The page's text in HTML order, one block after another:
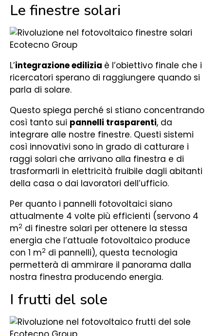
Le finestre solari
L’integrazione edilizia è l’obiettivo finale che i
ricercatori sperano di raggiungere quando si
parla di solare.
Questo spiega perché si stiano concentrando
così tanto sui pannelli trasparenti, da
integrare alle nostre finestre. Questi sistemi
così innovativi sono in grado di catturare i
raggi solari che arrivano alla finestra e di
trasformarli in elettricità fruibile dagli abitanti
della casa o dai lavoratori dell’ufficio.
Per quanto i pannelli fotovoltaici siano
attualmente 4 volte più efficienti (servono 4
m2 di finestre solari per ottenere la stessa
energia che l’attuale fotovoltaico produce
con 1 m2 di pannelli), questa tecnologia
permetterà di ammirare il panorama dalla
nostra finestra producendo energia.
I frutti del sole